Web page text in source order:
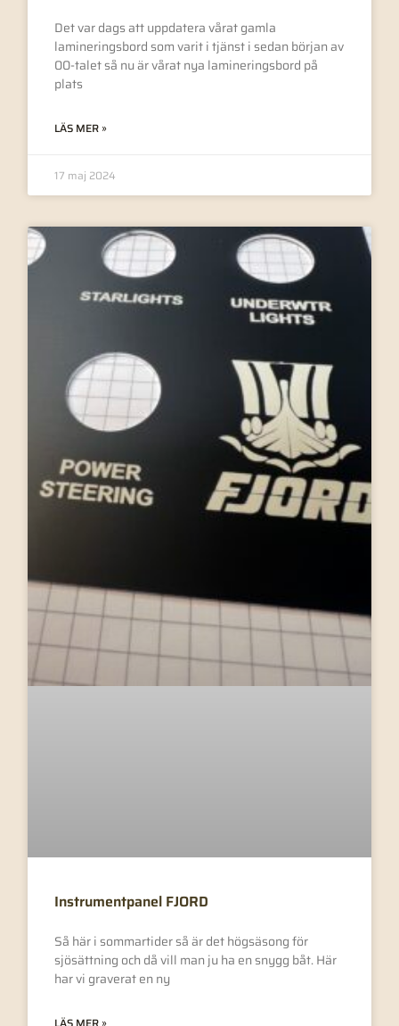
Det var dags att uppdatera vårat gamla
lamineringsbord som varit i tjänst i sedan början av
00-talet så nu är vårat nya lamineringsbord på
plats
LÄS MER »
17 maj 2024
Instrumentpanel FJORD
Så här i sommartider så är det högsäsong för
sjösättning och då vill man ju ha en snygg båt. Här
har vi graverat en ny